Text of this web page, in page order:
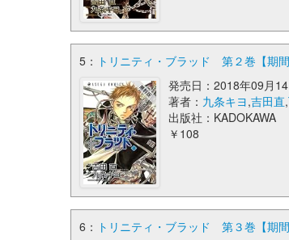
5： トリニティ・ブラッド 第２巻【期
発売日：2018年09月
著者： 九条キヨ,吉田直,
出版社：KADOKAWA
￥108
6： トリニティ・ブラッド 第３巻【期